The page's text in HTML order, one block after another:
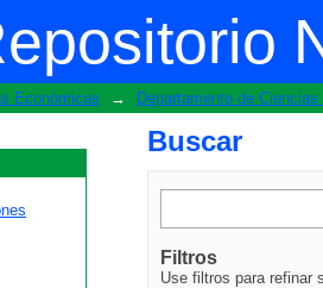
Económicas → Departamento de
Buscar
Filtros
Use filtros para refinar